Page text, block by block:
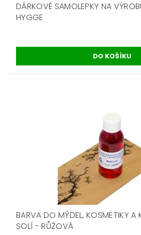
DÁRKOVÉ SAMOLEPKY NA
HYGGE
BARVA DO MÝDEL, KOSMETIKY A
SOLÍ - RŮŽOVÁ